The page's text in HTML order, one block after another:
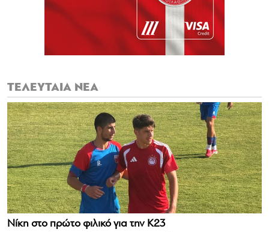
ΤΕΛΕΥΤΑΙΑ ΝΕΑ
Νίκη στο πρώτο φιλικό για την Κ23